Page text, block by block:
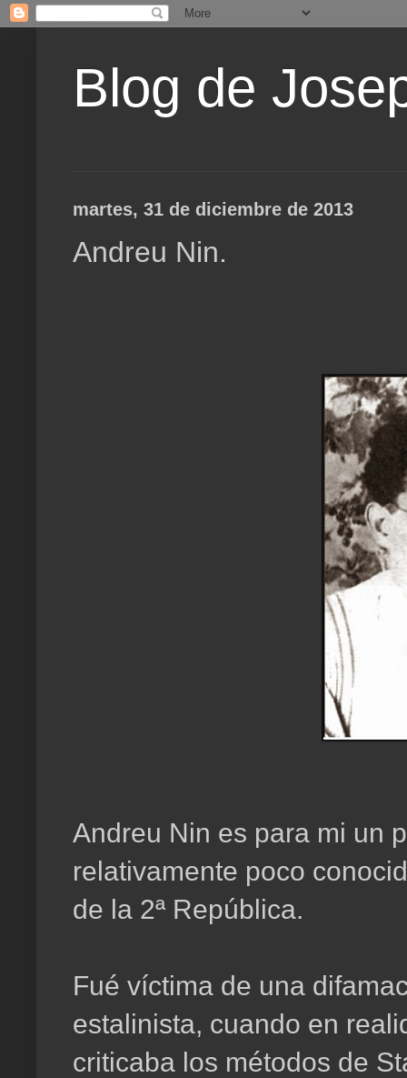
Blog de
martes, 31 de diciembre de 2013
Andreu Nin.
Andreu Nin es para mi un
relativamente poco
de la 2ª República.
Fué víctima de una
estalinista, cuando en
criticaba los métodos de